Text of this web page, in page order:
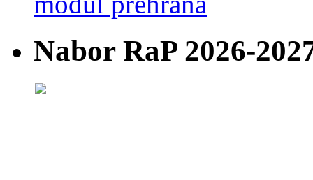
Nabor RaP 2026-